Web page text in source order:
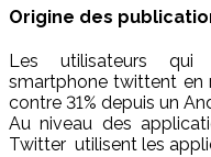
Origine des
Les utilisateurs
smartphone twittent en
contre 31% depuis un
Au niveau des
Twitter utilisent les